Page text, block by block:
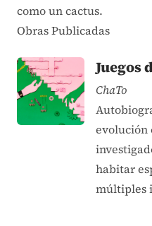
como un cactus.
Obras Publicadas
Juegos
ChaTo
evolución
habitar
múltiples